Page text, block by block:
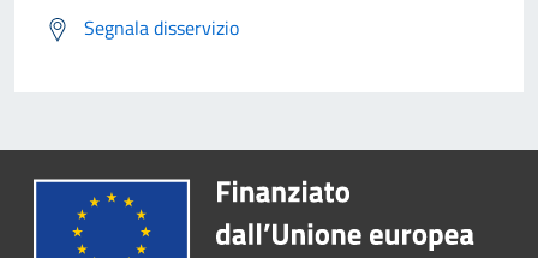
Segnala disservizio